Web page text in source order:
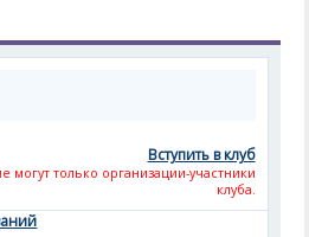
Вступить в клуб
могут только организации-участники
клуба.